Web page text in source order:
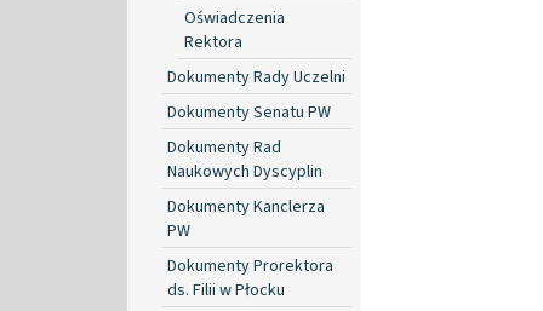
Oświadczenia
Rektora
Dokumenty Rady Uczelni
Dokumenty Senatu PW
Dokumenty Rad
Naukowych Dyscyplin
Dokumenty Kanclerza
PW
Dokumenty Prorektora
ds. Filii w Płocku